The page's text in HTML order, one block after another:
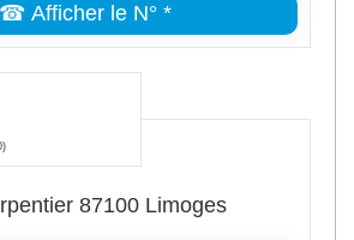
☎ Afficher le N° *
87100 Limoges